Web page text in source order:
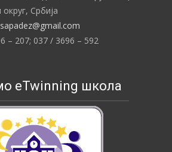
округ, Србија
– 207; 037 / 3696 – 592
eTwinning школа